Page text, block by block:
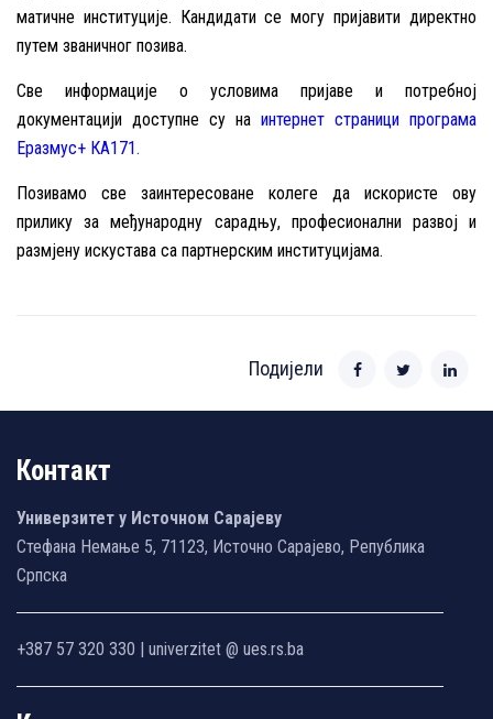
матичне институције. Кандидати се могу пријавити директно
путем званичног позива.
Све информације о условима пријаве и потребној
документацији доступне су на интернет страници програма
Еразмус+ КА171.
Позивамо све заинтересоване колеге да искористе ову
прилику за међународну сарадњу, професионални развој и
размјену искустава са партнерским институцијама.
Подијели
Контакт
Универзитет у Источном Сарајеву
Стефана Немање 5, 71123, Источно Сарајево, Република
Српска
+387 57 320 330 | univerzitet @ ues.rs.ba